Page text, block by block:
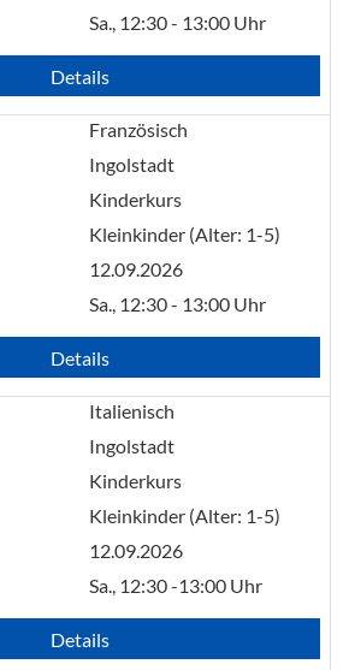
Sa., 12:30 - 13:00 Uhr
Details
Französisch
Ingolstadt
Kinderkurs
Kleinkinder (Alter: 1-5)
12.09.2026
Sa., 12:30 - 13:00 Uhr
Details
Italienisch
Ingolstadt
Kinderkurs
Kleinkinder (Alter: 1-5)
12.09.2026
Sa., 12:30 -13:00 Uhr
Details